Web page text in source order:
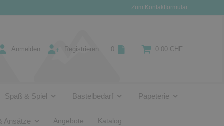
Zum Kontaktformular
Anmelden Registrieren 0 0.00 CHF
Spaß & Spiel Bastelbedarf Papeterie
Ansätze Angebote Katalog